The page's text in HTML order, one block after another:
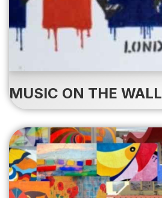
MUSIC ON THE WALL